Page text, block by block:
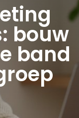
bouw
band